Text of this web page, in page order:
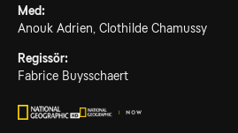
Med:
Anouk Adrien, Clothilde Chamussy
Regissör:
Fabrice Buysschaert